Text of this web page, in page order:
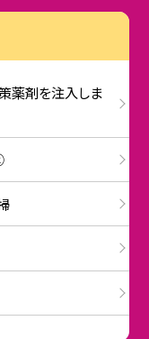
薬剤を注入しま